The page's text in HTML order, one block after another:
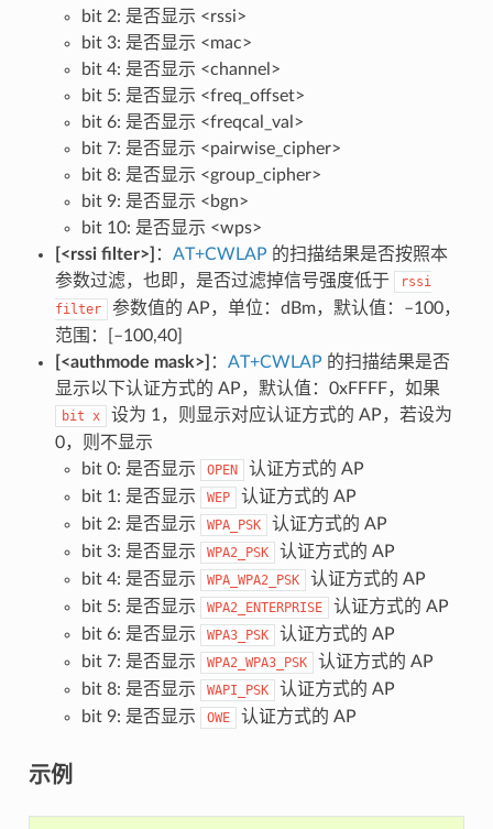
bit 2: 是否显示 <rssi>
bit 3: 是否显示 <mac>
bit 4: 是否显示 <channel>
bit 5: 是否显示 <freq_offset>
bit 6: 是否显示 <freqcal_val>
bit 7: 是否显示 <pairwise_cipher>
bit 8: 是否显示 <group_cipher>
bit 9: 是否显示 <bgn>
bit 10: 是否显示 <wps>
[<rssi filter>] ： AT+CWLAP 的扫描结果是否按照本
参数过滤，也即，是否过滤掉信号强度低于
rssi
filter
参数值的 AP，单位：dBm，默认值：–100，
范围：[–100,40]
[<authmode mask>] ： AT+CWLAP 的扫描结果是否
显示以下认证方式的 AP，默认值：0xFFFF，如果
bit x
设为 1，则显示对应认证方式的 AP，若设为
0，则不显示
bit 0: 是否显示
OPEN
认证方式的 AP
bit 1: 是否显示
WEP
认证方式的 AP
bit 2: 是否显示
WPA_PSK
认证方式的 AP
bit 3: 是否显示
WPA2_PSK
认证方式的 AP
bit 4: 是否显示
WPA_WPA2_PSK
认证方式的 AP
bit 5: 是否显示
WPA2_ENTERPRISE
认证方式的 AP
bit 6: 是否显示
WPA3_PSK
认证方式的 AP
bit 7: 是否显示
WPA2_WPA3_PSK
认证方式的 AP
bit 8: 是否显示
WAPI_PSK
认证方式的 AP
bit 9: 是否显示
OWE 认证方式的 AP
示例